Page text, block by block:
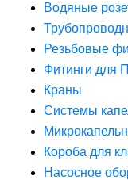
Водяные
Резьбовые
Фитинги для
Краны
Системы
Короба для
Насосное